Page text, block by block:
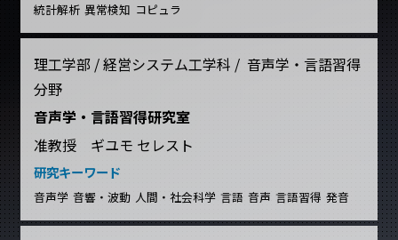
統計解析 異常検知 コピュラ
理工学部 / 経営システム工学科 / 音声学・言語習得
分野
音声学・言語習得研究室
准教授 ギユモ セレスト
研究キーワード
音声学 音響・波動 人間・社会科学 言語 音声 言語習得 発音